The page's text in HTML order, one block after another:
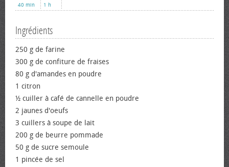
40 min
1 h
Ingrédients
250 g de farine
300 g de confiture de fraises
80 g d'amandes en poudre
1 citron
½ cuiller à café de cannelle en poudre
2 jaunes d'œufs
3 cuillers à soupe de lait
200 g de beurre pommade
50 g de sucre semoule
1 pincée de sel